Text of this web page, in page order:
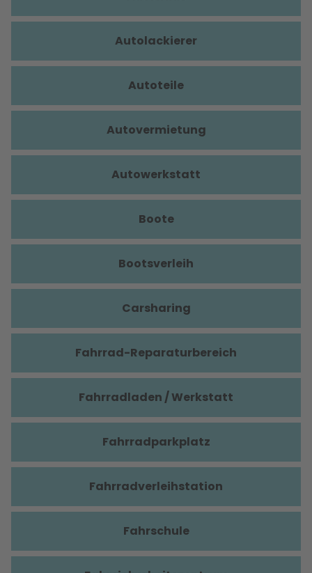
Autolackierer
Autoteile
Autovermietung
Autowerkstatt
Boote
Bootsverleih
Carsharing
Fahrrad-Reparaturbereich
Fahrradladen / Werkstatt
Fahrradparkplatz
Fahrradverleihstation
Fahrschule